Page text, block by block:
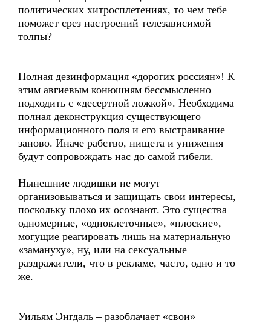
политических хитросплетениях, то чем тебе
поможет срез настроений телезависимой
толпы?
Полная дезинформация «дорогих россиян»! К
этим авгиевым конюшням бессмысленно
подходить с «десертной ложкой». Необходима
полная деконструкция существующего
информационного поля и его выстраивание
заново. Иначе рабство, нищета и унижения
будут сопровождать нас до самой гибели.
Нынешние людишки не могут
организовываться и защищать свои интересы,
поскольку плохо их осознают. Это существа
одномерные, «одноклеточные», «плоские»,
могущие реагировать лишь на материальную
«замануху», ну, или на сексуальные
раздражители, что в рекламе, часто, одно и то
же.
Уильям Энгдаль – разоблачает «свои»